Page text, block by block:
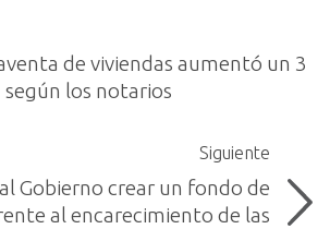
de viviendas aumentó un 3
según los notarios
Siguiente
Gobierno crear un fondo de
al encarecimiento de las